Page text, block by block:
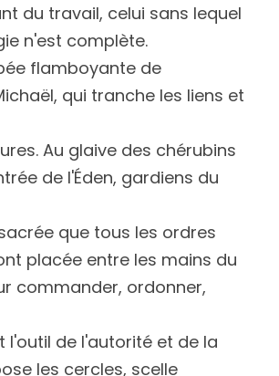
du travail, celui sans lequel
n'est complète.
flamboyante de
qui tranche les liens et
Au glaive des chérubins
de l'Éden, gardiens du
que tous les ordres
placée entre les mains du
commander, ordonner,
l'outil de l'autorité et de la
les cercles, scelle